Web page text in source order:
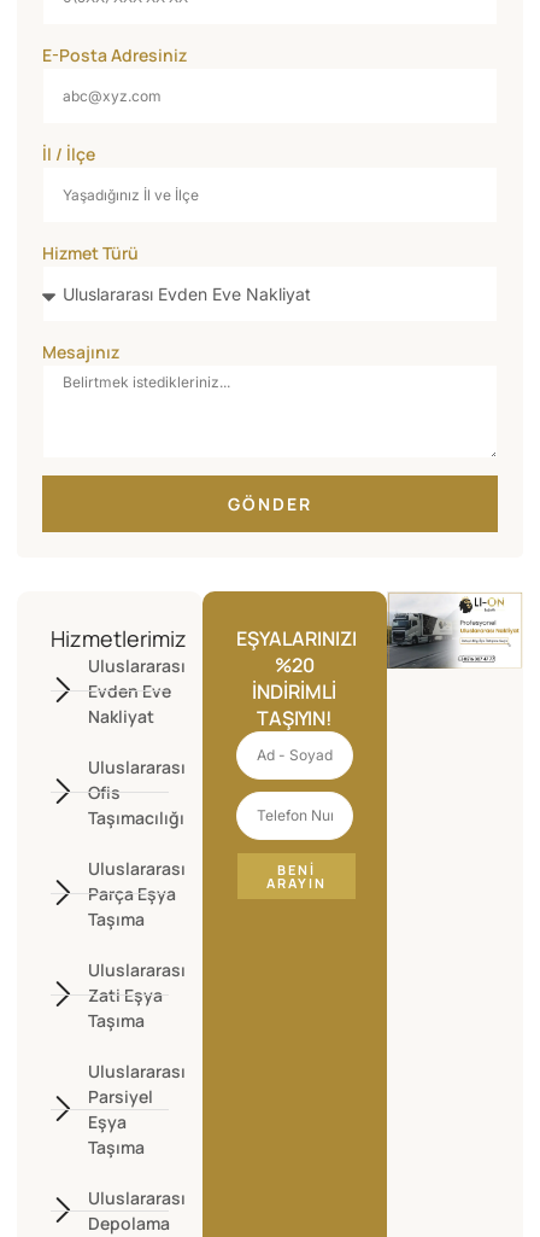
E-Posta Adresiniz
İl / İlçe
Hizmet Türü
Mesajınız
GÖNDER
Hizmetlerimiz
Uluslararası
Evden Eve
Nakliyat
Uluslararası
Ofis
Taşımacılığı
Uluslararası
Parça Eşya
Taşıma
Uluslararası
Zati Eşya
Taşıma
Uluslararası
Parsiyel
Eşya
Taşıma
Uluslararası
Depolama
EŞYALARINIZI
%20
İNDIRIMLI
TAŞIYIN!
BENI
ARAYIN